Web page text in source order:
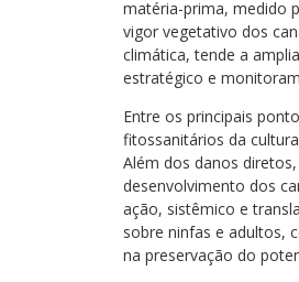
matéria-prima, medido
vigor vegetativo dos
climática, tende a
estratégico e
Entre os principais
fitossanitários da
Além dos danos
desenvolvimento dos
ação, sistêmico e
sobre ninfas e adultos,
na preservação do